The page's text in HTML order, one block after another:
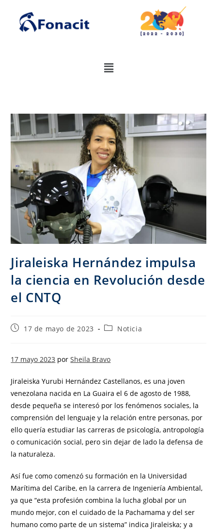
Jiraleiska Hernández impulsa
la ciencia en Revolución desde
el CNTQ
17 de mayo de 2023 Noticia
17 mayo 2023 porSheila Bravo
Jiraleiska Yurubi Hernández Castellanos, es una joven
venezolana nacida en La Guaira el 6 de agosto de 1988,
desde pequeña se interesó por los fenómenos sociales, la
comprensión del lenguaje y la relación entre personas, por
ello quería estudiar las carreras de psicología, antropología
o comunicación social, pero sin dejar de lado la defensa de
la naturaleza.
Así fue como comenzó su formación en la Universidad
Marítima del Caribe, en la carrera de Ingeniería Ambiental,
ya que “esta profesión combina la lucha global por un
mundo mejor, con el cuidado de la Pachamama y del ser
humano como parte de un sistema” indica Jiraleiska; y a